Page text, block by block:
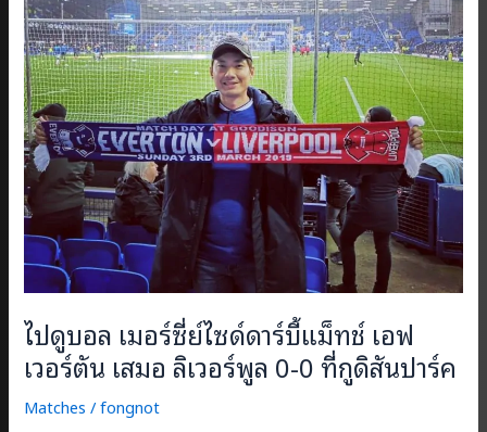
ไปดูบอล เมอร์ซี่ย์ไซด์ดาร์บี้แม็ทช์ เอฟ
เวอร์ตัน เสมอ ลิเวอร์พูล 0-0 ที่กูดิสันปาร์ค
Matches /fongnot